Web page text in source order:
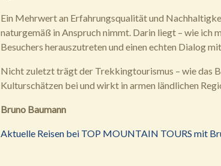
Ein Mehrwert an Erfahrungsqualität und
naturgemäß in Anspruch nimmt. Darin liegt – wie ich
Besuchers herauszutreten und einen echten Dialog
Nicht zuletzt trägt der Trekkingtourismus – wie das
Kulturschätzen bei und wirkt in armen ländlichen
Bruno Baumann
Aktuelle Reisen bei TOP MOUNTAIN TOURS mit